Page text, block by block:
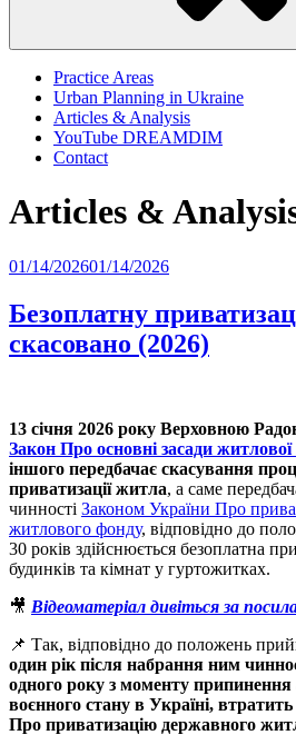
Practice Areas
Urban Planning in Ukraine
Articles & Analysis
YouTube DREAMDIM
Contact
Articles &
Posted
01/14/202601/14/2026
Безоплатну
скасовано (2026)
13 січня 2026 року Верховною
Закон Про основні засади житлової
іншого передбачає скасування
приватизації житла, а саме
чинності Законом України Про
житлового фонду, відповідно до
30 років здійснюється безоплатна
будинків та кімнат у гуртожитках.
🎥 Відеоматеріал дивіться за
📌 Так, відповідно до положень
один рік після набрання ним
одного року з моменту припинення
воєнного стану в Україні,
Про приватизацію державного